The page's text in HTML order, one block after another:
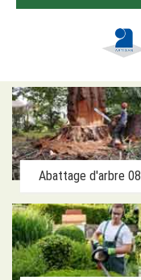
Abattage d'arbre 08